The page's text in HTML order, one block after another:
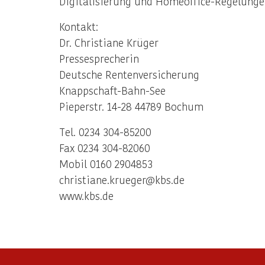
Kontakt:
Dr. Christiane Krüger
Pressesprecherin
Deutsche Rentenversicherung
Knappschaft-Bahn-See
Pieperstr. 14-28 44789 Bochum
Tel. 0234 304-85200
Fax 0234 304-82060
Mobil 0160 2904853
christiane.krueger@kbs.de
www.kbs.de